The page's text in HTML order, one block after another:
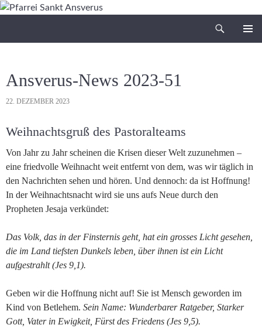
Zum
Ansverus-News 2023-51
22. DEZEMBER 2023
Weihnachtsgruß des Pastoralteams
Von Jahr zu Jahr scheinen die Krisen dieser Welt zuzunehmen –
eine friedvolle Weihnacht weit entfernt von dem, was wir täglich in
den Nachrichten sehen und hören. Und dennoch: da ist Hoffnung!
In der Weihnachtsnacht wird sie uns aufs Neue durch den
Propheten Jesaja verkündet:
Das Volk, das in der Finsternis geht, hat ein grosses Licht gesehen,
die im Land tiefsten Dunkels leben, über ihnen ist ein Licht
aufgestrahlt (Jes 9,1).
Geben wir die Hoffnung nicht auf! Sie ist Mensch geworden im
Kind von Betlehem. Sein Name: Wunderbarer Ratgeber, Starker
Gott, Vater in Ewigkeit, Fürst des Friedens (Jes 9,5).